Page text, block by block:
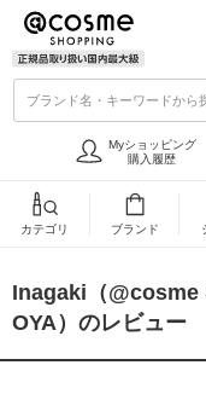
ブランド名・キーワードから
Myショッピング
購入履歴
カテゴリ ブランド
Inagaki（@cosme
OYA）のレビュー